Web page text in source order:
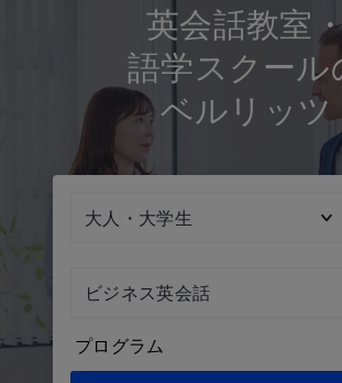
英会話教室
語学スクール
ベルリッツ
プログラム